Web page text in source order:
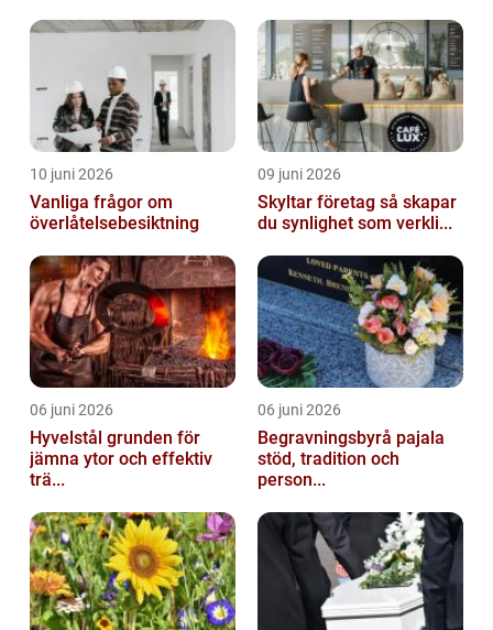
10 juni 2026
Vanliga frågor om
överlåtelsebesiktning
09 juni 2026
Skyltar företag så skapar
du synlighet som verkli...
06 juni 2026
Hyvelstål grunden för
jämna ytor och effektiv
trä...
06 juni 2026
Begravningsbyrå pajala
stöd, tradition och
person...